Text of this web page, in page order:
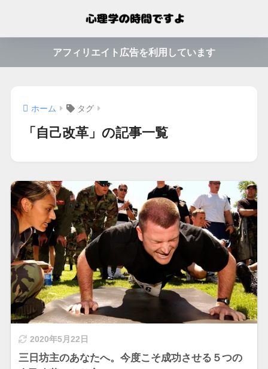
アフィリエイト広告を利用しています
ホーム タグ
「自己改革」の記事一覧
2020年5月22日
三日坊主のあなたへ。今度こそ成功させる５つの